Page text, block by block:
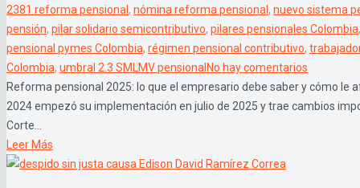
2381 reforma pensional , nómina reforma pensional , nuevo sistema
pensión, pilar solidario semicontributivo, pilares pensionales Colombia,
pensional pymes Colombia, régimen pensional contributivo,
Colombia, umbral 2.3 SMLMV pensional No hay comentarios
Reforma pensional 2025: lo que el empresario debe saber y cómo le
2024 empezó su implementación en julio de 2025 y trae cambios
Corte...
Leer Más